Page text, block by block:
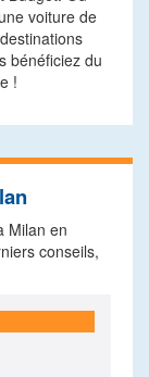
voiture de
bénéficiez du
!
Milan en
conseils,